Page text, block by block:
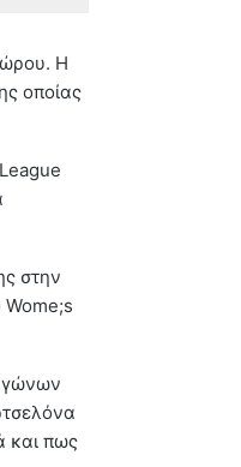
Η
οποίας
στην
Wome;s
και πως